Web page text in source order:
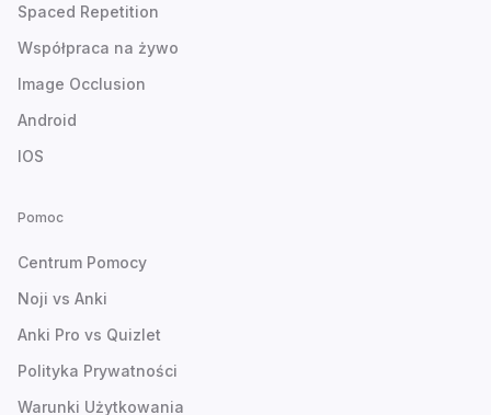
Spaced Repetition
Współpraca na żywo
Image Occlusion
Android
IOS
Pomoc
Centrum Pomocy
Noji vs Anki
Anki Pro vs Quizlet
Polityka Prywatności
Warunki Użytkowania